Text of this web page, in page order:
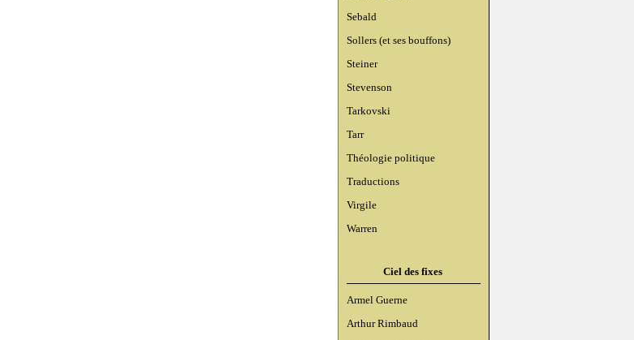
Sebald
Sollers (et ses bouffons)
Steiner
Stevenson
Tarkovski
Tarr
Théologie politique
Traductions
Virgile
Warren
Ciel des fixes
Armel Guerne
Arthur Rimbaud